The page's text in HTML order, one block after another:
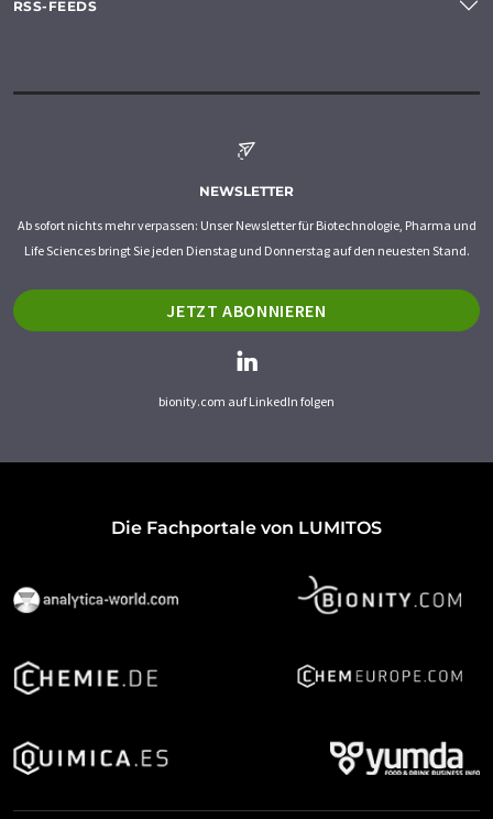
RSS-FEEDS
NEWSLETTER
Ab sofort nichts mehr verpassen: Unser Newsletter für Biotechnologie, Pharma und
Life Sciences bringt Sie jeden Dienstag und Donnerstag auf den neuesten Stand.
JETZT ABONNIEREN
bionity.com auf LinkedIn folgen
Die Fachportale von LUMITOS